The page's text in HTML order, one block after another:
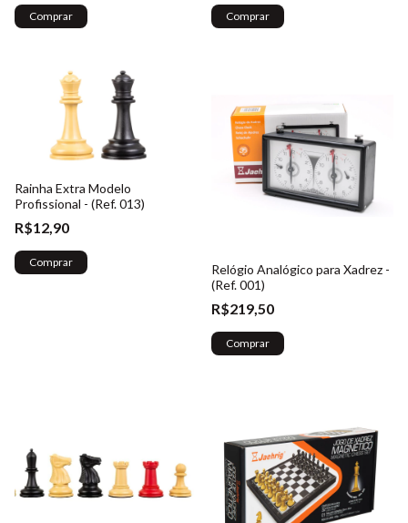
Comprar Comprar
Rainha Extra Modelo
Profissional - (Ref. 013)
R$12,90
Comprar
Relógio Analógico para Xadrez -
(Ref. 001)
R$219,50
Comprar